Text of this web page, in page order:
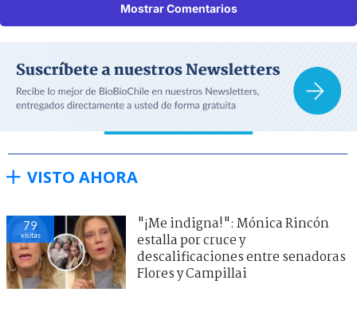
Mostrar Comentarios
VISTO AHORA
79
visitas
"¡Me indigna!": Mónica Rincón
estalla por cruce y
descalificaciones entre senadoras
Flores y Campillai